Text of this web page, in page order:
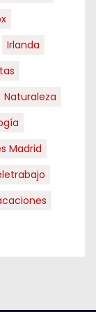
Irlanda
Naturaleza
Madrid